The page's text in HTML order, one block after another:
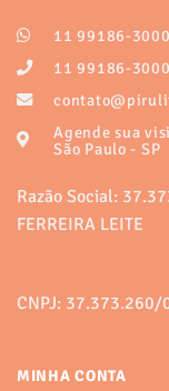
podem
ser
na
página
do
11 99186-3000
11 99186-3000
Agende sua
São Paulo - SP
Razão Social:
FERREIRA LEITE
CNPJ: 37.373.260/
MINHA CONTA